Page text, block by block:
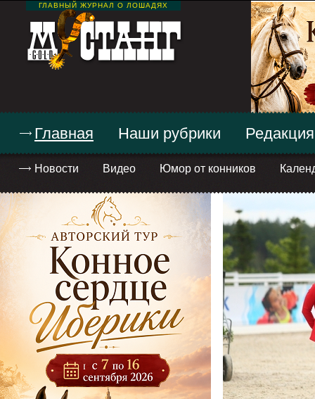
ГЛАВНЫЙ ЖУРНАЛ О ЛОШАДЯХ
Главная
Новости Видео Юмор от конников
Наши рубрики Редакция